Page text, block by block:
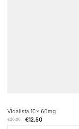
Vidalista 10x 60mg
€20.00 €12.50